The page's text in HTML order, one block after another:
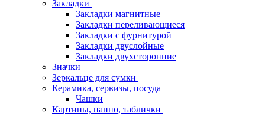
Закладки
Закладки магнитные
Закладки переливающиеся
Закладки с фурнитурой
Закладки двуслойные
Закладки двухсторонние
Значки
Зеркальце для сумки
Керамика, сервизы, посуда
Чашки
Картины, панно, таблички